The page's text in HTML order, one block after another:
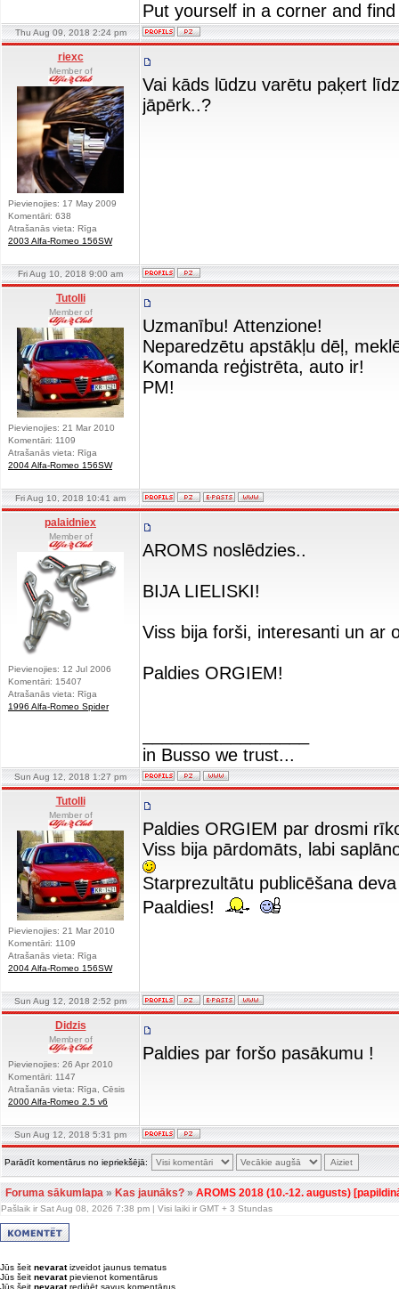
Put yourself in a corner and
Thu Aug 09, 2018 2:24 pm
riexc
Member of
Pievienojies: 17 May 2009
Komentāri: 638
Atrašanās vieta: Rīga
2003 Alfa-Romeo 156SW
Vai kāds lūdzu varētu paķert
jāpērk..?
Fri Aug 10, 2018 9:00 am
Tutolli
Member of
Pievienojies: 21 Mar 2010
Komentāri: 1109
Atrašanās vieta: Rīga
2004 Alfa-Romeo 156SW
Uzmanību! Attenzione!
Neparedzētu apstākļu dēļ,
Komanda reģistrēta, auto ir!
PM!
Fri Aug 10, 2018 10:41 am
palaidniex
Member of
Pievienojies: 12 Jul 2006
Komentāri: 15407
Atrašanās vieta: Rīga
1996 Alfa-Romeo Spider
AROMS noslēdzies..
BIJA LIELISKI!
Viss bija forši, interesanti un ar
Paldies ORGIEM!
in Busso we trust...
Sun Aug 12, 2018 1:27 pm
Tutolli
Member of
Pievienojies: 21 Mar 2010
Komentāri: 1109
Atrašanās vieta: Rīga
2004 Alfa-Romeo 156SW
Paldies ORGIEM par drosmi
Viss bija pārdomāts, labi
Starprezultātu publicēšana
Paaldies!
Sun Aug 12, 2018 2:52 pm
Didzis
Member of
Pievienojies: 26 Apr 2010
Komentāri: 1147
Atrašanās vieta: Rīga, Cēsis
2000 Alfa-Romeo 2.5 v6
Paldies par foršo pasākumu !
Sun Aug 12, 2018 5:31 pm
Parādīt komentārus no iepriekšējā:
Foruma sākumlapa»Kas jaunāks?»AROMS 2018 (10.-12. augusts)
Pašlaik ir Sat Aug 08, 2026 7:38 pm | Visi laiki ir GMT + 3 Stundas
Jūs šeit nevaratizveidot jaunus tematus
Jūs šeit nevaratpievienot komentārus
Jūs šeit nevaratrediģēt savus komentārus